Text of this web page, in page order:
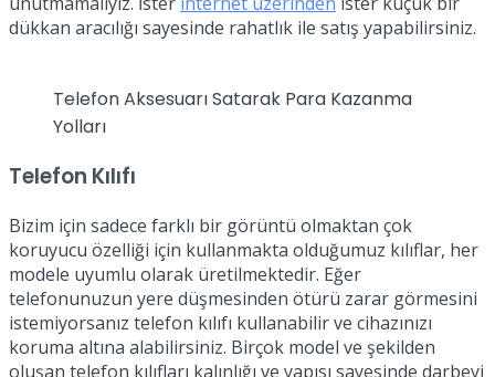
dükkan aracılığı sayesinde rahatlık ile satış yapabilirsiniz.
Telefon Aksesuarı Satarak Para Kazanma
Yolları
Telefon Kılıfı
Bizim için sadece farklı bir görüntü olmaktan çok
koruyucu özelliği için kullanmakta olduğumuz kılıflar, her
modele uyumlu olarak üretilmektedir. Eğer
telefonunuzun yere düşmesinden ötürü zarar görmesini
istemiyorsanız telefon kılıfı kullanabilir ve cihazınızı
koruma altına alabilirsiniz. Birçok model ve şekilden
oluşan telefon kılıfları kalınlığı ve yapısı sayesinde darbeyi